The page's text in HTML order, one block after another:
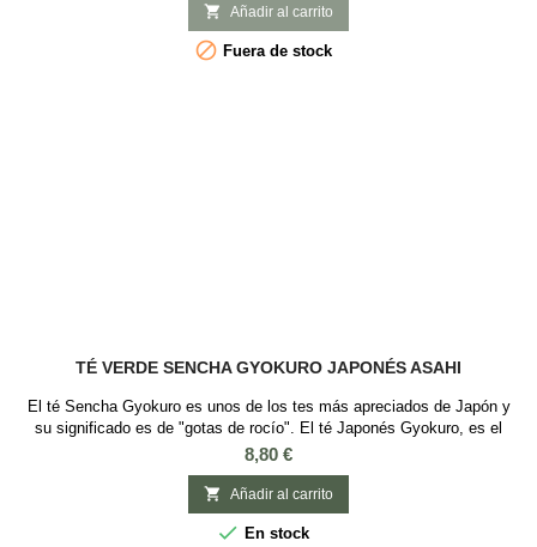
medio y complejo sabor.
 Añadir al carrito
 Fuera de stock
TÉ VERDE SENCHA GYOKURO JAPONÉS ASAHI
El té Sencha Gyokuro es unos de los tes más apreciados de Japón y
su significado es de "gotas de rocío". El té Japonés Gyokuro, es el
mejor y más caro té japonés realizado a partir de los brotes jóvenes de
antiguos arbustos de té que son tapados durante 2-3 semanas para que
no les toque el sol y de esta forma tener más cantidad de clorofila y
menos tanino...
Precio
8,80 €
 Añadir al carrito
 En stock